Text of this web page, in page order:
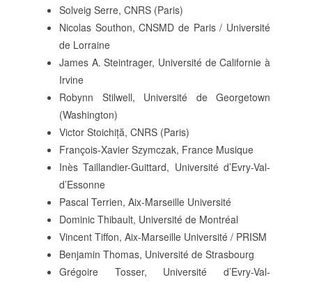
Solveig Serre, CNRS (Paris)
Nicolas Southon, CNSMD de Paris / Université
de Lorraine
James A. Steintrager, Université de Californie à
Irvine
Robynn Stilwell, Université de Georgetown
(Washington)
Victor Stoichiță, CNRS (Paris)
François-Xavier Szymczak, France Musique
Inès Taillandier-Guittard, Université d’Evry-Val-
d’Essonne
Pascal Terrien, Aix-Marseille Université
Dominic Thibault, Université de Montréal
Vincent Tiffon, Aix-Marseille Université / PRISM
Benjamin Thomas, Université de Strasbourg
Grégoire Tosser, Université d’Evry-Val-